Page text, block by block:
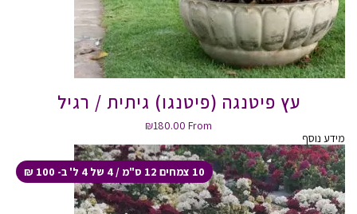
עץ פיטנגה (פיטנגו) גיתית / רגיל
From
₪180.00
מידע נוסף
10 צמחים 12 ס"מ / 4 של 4 ל' ב- 100 ₪